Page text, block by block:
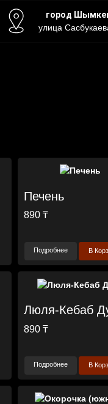
город
улица
Печень
890 ₸
Подробнее В
Люля-Кебаб
890 ₸
Подробнее В